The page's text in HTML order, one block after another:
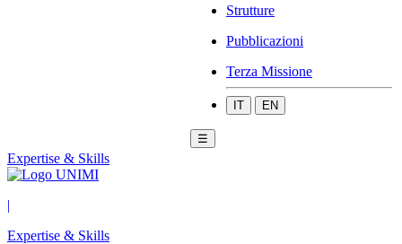
Strutture
Pubblicazioni
Terza Missione
IT EN
☰
Expertise & Skills
|
Expertise & Skills